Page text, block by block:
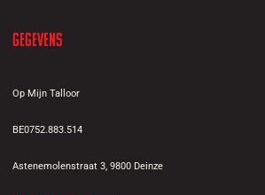
Gegevens
Op Mijn Talloor
BE0752.883.514
Astenemolenstraat 3, 9800 Deinze